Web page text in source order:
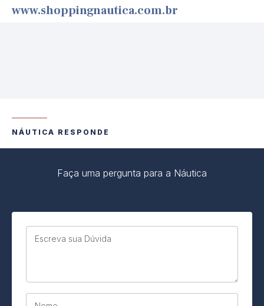
www.shoppingnautica.com.br
NÁUTICA RESPONDE
Faça uma pergunta para a Náutica
Escreva sua Dúvida